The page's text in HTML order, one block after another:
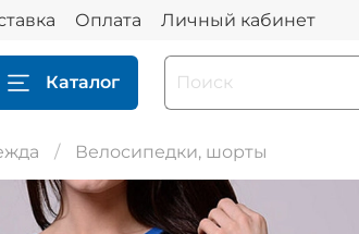
Оплата Личный кабинет
Каталог
Велосипедки, шорты